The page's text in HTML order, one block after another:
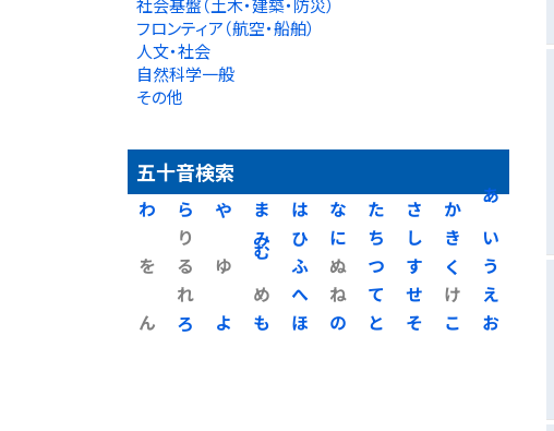
社会基盤（土木・建築・防災）
フロンティア（航空・船舶）
人文・社会
自然科学一般
その他
五十音検索
あ
い
う
え
お
か
き
く
け
こ
さ
し
す
せ
そ
た
ち
つ
て
と
な
に
ぬ
ね
の
は
ひ
ふ
へ
ほ
ま
み
む
め
も
や
ゆ
よ
ら
り
る
れ
ろ
わ
を
ん